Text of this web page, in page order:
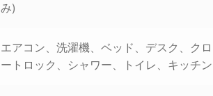
み)
エアコン、洗濯機、ベッド、デスク、ク
ートロック、シャワー、トイレ、キッチ